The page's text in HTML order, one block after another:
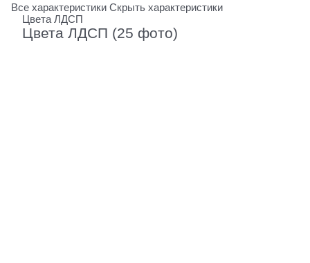
Все характеристики Скрыть характеристики
Цвета ЛДСП
Цвета ЛДСП (25 фото)